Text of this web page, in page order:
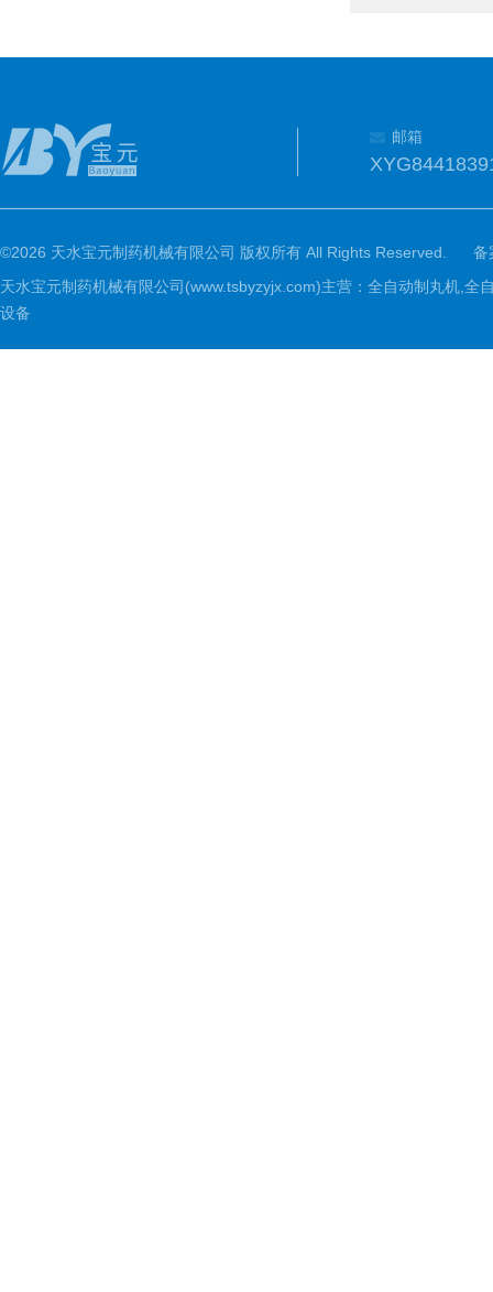
邮箱
©2026 天水宝元制药机械有限公司 版权所有 All Rights Reserved.
备
天水宝元制药机械有限公司(www.tsbyzyjx.com)主营：全自动制丸机,
设备